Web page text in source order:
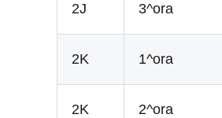
2J 3^ora
2K 1^ora
2K 2^ora